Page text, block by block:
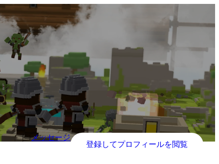
メッセージ
登録してプロフィールを閲覧